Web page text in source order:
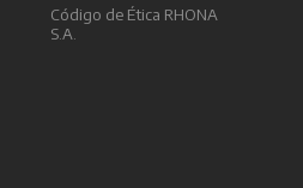
Código de Ética RHONA
S.A.